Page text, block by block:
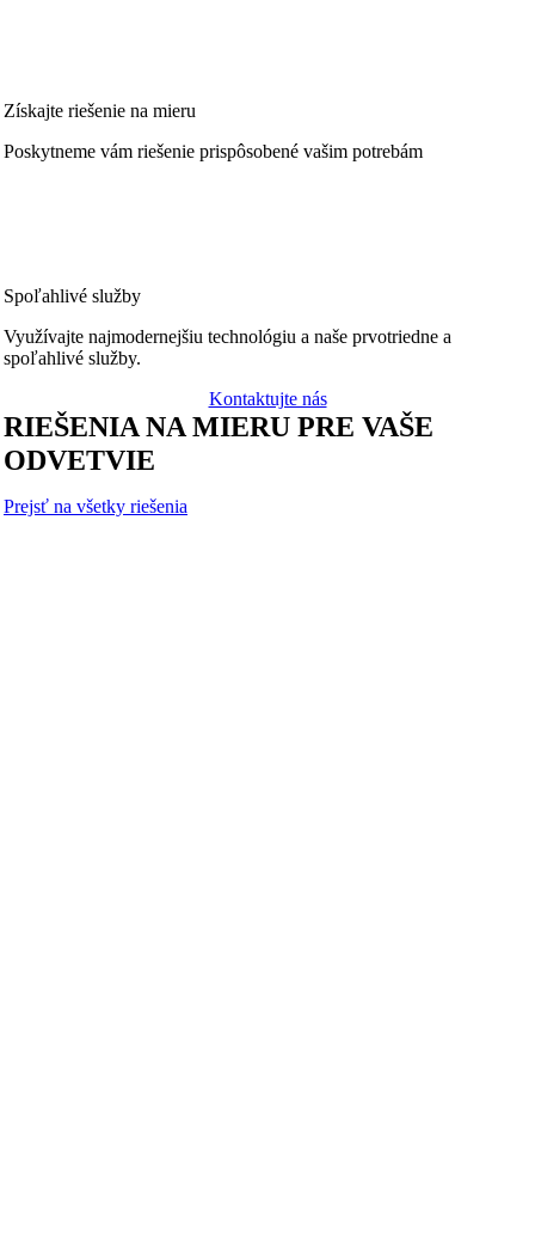
Získajte riešenie na mieru
Poskytneme vám riešenie prispôsobené vašim potrebám
Spoľahlivé služby
Využívajte najmodernejšiu technológiu a naše prvotriedne a
spoľahlivé služby.
Kontaktujte nás
RIEŠENIA NA MIERU PRE VAŠE
ODVETVIE
Prejsť na všetky riešenia